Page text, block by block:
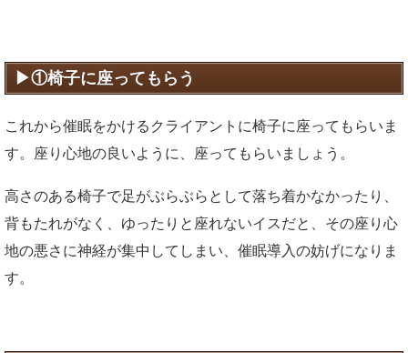
①椅子に座ってもらう
これから催眠をかけるクライアントに椅子に座ってもらいま
す。座り心地の良いように、座ってもらいましょう。
高さのある椅子で足がぶらぶらとして落ち着かなかったり、
背もたれがなく、ゆったりと座れないイスだと、その座り心
地の悪さに神経が集中してしまい、催眠導入の妨げになりま
す。